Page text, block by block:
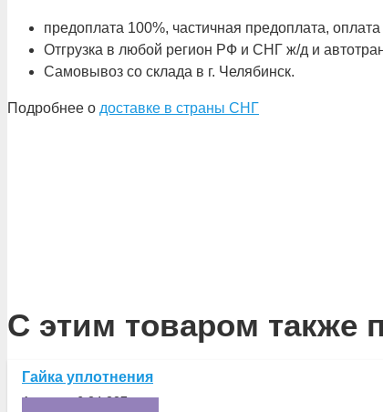
предоплата 100%, частичная предоплата,
Отгрузка в любой регион РФ и СНГ ж/д и
Самовывоз со склада в г. Челябинск.
Подробнее о доставке в страны СНГ
С этим товаром также
Гайка уплотнения
Артикул:6.24.227